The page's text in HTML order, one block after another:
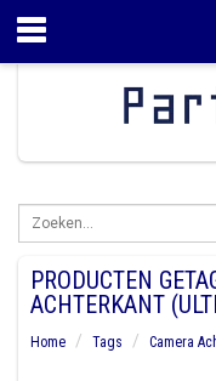
PRODUCTEN
ACHTERKANT
Home Tags
Camera